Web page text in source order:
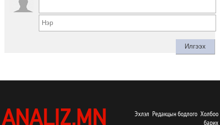
Эхлэл Редакцын бодлого Холбоо
барих